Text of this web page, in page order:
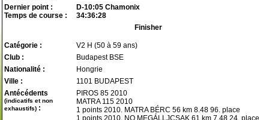
Dernier point :
Temps de course :
D-10:05 Chamonix
34:36:28
Finisher
Catégorie :
V2 H (50 à 59 ans)
Club :
Budapest BSE
Nationalité :
Hongrie
Ville :
1101 BUDAPEST
Antécédents
(indicatifs et non
exhaustifs) :
PIROS 85 2010
MATRA 115 2010
1 points 2010. MATRA BÉRC 56 km 8.48 96. place
1 points 2010. NO MEGÁLLJCSAK 61 km 7.48 24. place